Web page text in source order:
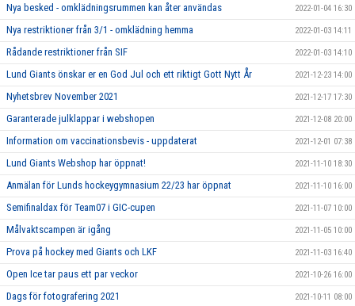
Nya besked - omklädningsrummen kan åter användas 2022-01-04 16:30
Nya restriktioner från 3/1 - omklädning hemma 2022-01-03 14:11
Rådande restriktioner från SIF 2022-01-03 14:10
Lund Giants önskar er en God Jul och ett riktigt Gott Nytt År 2021-12-23 14:00
Nyhetsbrev November 2021 2021-12-17 17:30
Garanterade julklappar i webshopen 2021-12-08 20:00
Information om vaccinationsbevis - uppdaterat 2021-12-01 07:38
Lund Giants Webshop har öppnat! 2021-11-10 18:30
Anmälan för Lunds hockeygymnasium 22/23 har öppnat 2021-11-10 16:00
Semifinaldax för Team07 i GIC-cupen 2021-11-07 10:00
Målvaktscampen är igång 2021-11-05 10:00
Prova på hockey med Giants och LKF 2021-11-03 16:40
Open Ice tar paus ett par veckor 2021-10-26 16:00
Dags för fotografering 2021 2021-10-11 08:00